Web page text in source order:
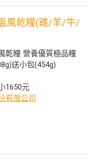
風乾糧(雞/羊/牛/
乾糧 營養優質極品糧
送小包(454g)
1650元
有限公司